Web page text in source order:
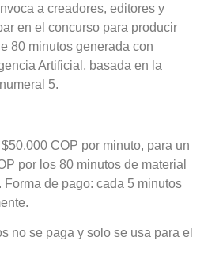
a creadores, editores y
en el concurso para producir
80 minutos generada con
Artificial, basada en la
5.
COP por minuto, para un
por los 80 minutos de material
de pago: cada 5 minutos
no se paga y solo se usa para el